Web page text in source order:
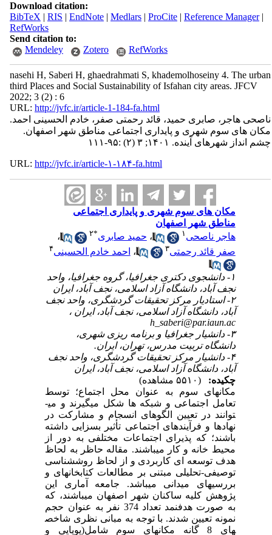
Download citation:
BibTeX | RIS | EndNote| Medlars| ProCite| Reference Manager|
RefWorks
Send citation to:
Mendeley
Zotero RefWorks
nasehi H, Saberi H, ghaedrahmati S, khademolhoseiny 4. The urban
third Places and Social Sustainability of Isfahan city areas. JFCV
2022; 3 (2) : 6
URL: http://jvfc.ir/article-1-184-fa.html
ناصحی هاجر، صابری حمید، قائد رحمتی صفر، خادم الحسینی احمد.
مکان های سوم شهری و پایداری اجتماعی مناطق شهر اصفهان.
چشم انداز شهرهای آینده. ۱۴۰۱; ۳ (۲) :۹۵-۱۱۱
URL: http://jvfc.ir/article-۱-۱۸۴-fa.html
مکان های سوم شهری و پایداری اجتماعی
مناطق شهر اصفهان
هاجر ناصحی ۱ ، حمید صابری*۲
،
صفر قائد رحمتی۳ ، احمد خادم الحسینی۴
۱- دانشجوی دکتری جغرافیا، گروه جغرافیا، واحد
نجف آباد، دانشگاه آزاد اسلامی، نجف آباد، ایران
۲- استادیار مرکز تحقیقات گردشگری، واحد نجف
آباد، دانشگاه آزاد اسلامی، نجف آباد، ایران ،
h_saberi@par.iaun.ac
۳- دانشیار جغرافیا و برنامه ریزی شهری،
دانشگاه تربیت مدرس، تهران، ایران.
۴- دانشیار مرکز تحقیقات گردشگری، واحد نجف
آباد، دانشگاه آزاد اسلامی، نجف آباد، ایران
چکیده:
(۵۵۱۰ مشاهده)
مکان­های سوم به عنوان محل اجتماع؛ توسط
تعامل اجتماعی و شبکه ­ها شکل می­گیرند و می­
توانند در تعیین الگوهای انسجام و مشارکت در
نهادها و فرآیندهای اجتماعی تأثیر بسزایی داشته
باشند؛ که پذیرای اجتماعات مختلفی به دور از
محیط خانه و کار میباشند. مقاله حاظر به لحاظ
هدف توسعه
ای کاربردی و از لحاظ روششناسی
توصیفی-تحلیلی مبتنی بر مطالعات کتابخانهای و
بررسیهای میدانی می­باشد. جامعه آماری این
پژوهش کلیه ساکنان شهر اصفهان می­باشند، که
به صورت هدفنمد تعداد 374 نفر به عنوان حجم
نمونه تعیین شدند. با توجه به مبانی نظری شاخص
های 8 گانه مکان
های سوم شامل(پویایی و